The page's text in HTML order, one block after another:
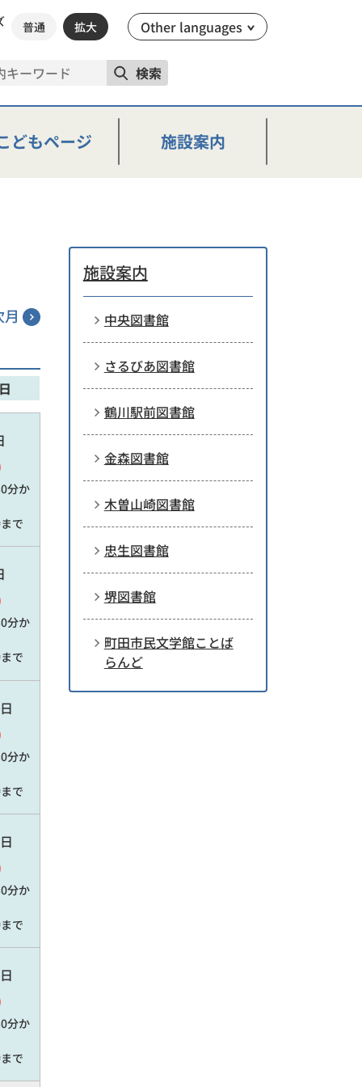
普通 拡大 Other languages
検索
どもページ 施設案内
分か
まで
分か
まで
日
分か
まで
日
分か
まで
日
分か
まで
施設案内
中央図書館
さるびあ図書館
鶴川駅前図書館
金森図書館
木曽山崎図書館
忠生図書館
堺図書館
町田市民文学館ことば
らんど